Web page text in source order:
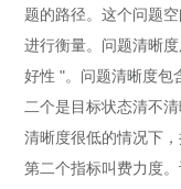
题的路径。这个问题
进行衡量。问题清晰
好性 "。问题清晰度包
二个是目标状态清不
清晰度很低的情况下，
第二个指标叫费力度